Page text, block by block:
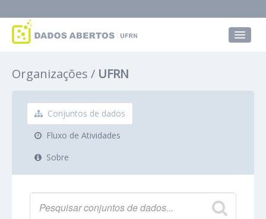
Grupos
Sobre
Organizações UFRN
Conjuntos de dados
Fluxo de Atividades
Sobre